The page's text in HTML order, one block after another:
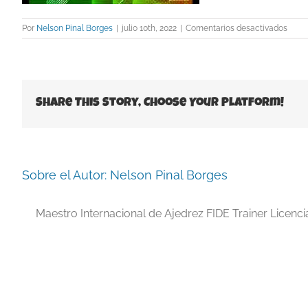
Por Nelson Pinal Borges | julio 10th, 2022 | Comentarios desactivadosen
Share This Story, Choose Your Platform!
Sobre el Autor: Nelson Pinal Borges
Maestro Internacional de Ajedrez FIDE Trainer